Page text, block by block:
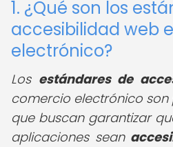
1. ¿Qué son los
accesibilidad web
electrónico?
Los estándares de
comercio electrónico
que buscan garantizar
aplicaciones sean